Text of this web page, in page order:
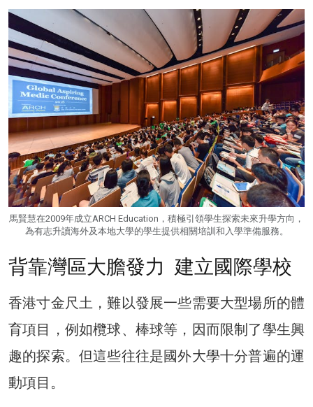
馬賢慧在2009年成立ARCH Education，積極引領學生探索未來升學方向，
為有志升讀海外及本地大學的學生提供相關培訓和入學準備服務。
背靠灣區大膽發力 建立國際學校
香港寸金尺土，難以發展一些需要大型場所的體
育項目，例如欖球、棒球等，因而限制了學生興
趣的探索。但這些往往是國外大學十分普遍的運
動項目。